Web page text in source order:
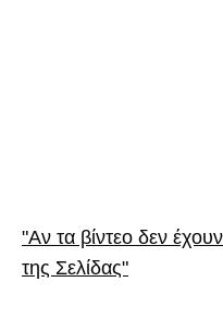
"Αν τα βίντεο δεν
της Σελίδας"